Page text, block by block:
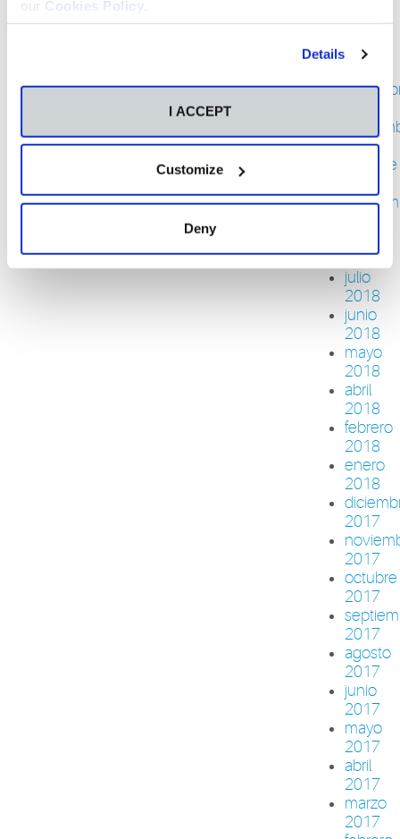
our Cookies Policy
Details
I ACCEPT
Customize
Deny
enero
2018
octubre
2018
julio
2018
junio
2018
mayo
2018
abril
2018
febrero
2018
enero
2018
2017
2017
octubre
2017
2017
agosto
2017
junio
2017
mayo
2017
abril
2017
marzo
2017